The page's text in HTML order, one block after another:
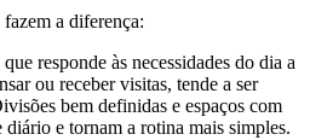
a diferença:
que responde às necessidades do dia a
ou receber visitas, tende a ser
bem definidas e espaços com
diário e tornam a rotina mais simples.